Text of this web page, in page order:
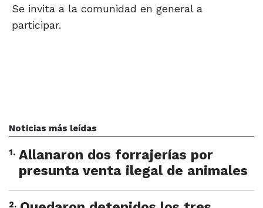
Se invita a la comunidad en general a
participar.
Noticias más leídas
1. Allanaron dos forrajerías por
presunta venta ilegal de animales
2.